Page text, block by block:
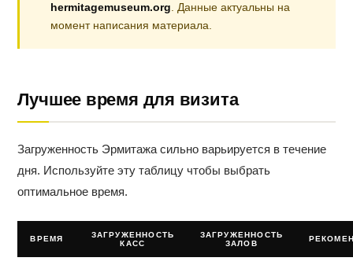
hermitagemuseum.org . Данные актуальны на
момент написания материала.
Лучшее время для визита
Загруженность Эрмитажа сильно варьируется в течение
дня. Используйте эту таблицу чтобы выбрать
оптимальное время.
ВРЕМЯ
ЗАГРУЖЕННОСТЬ
КАСС
ЗАГРУЖЕННОСТЬ
ЗАЛОВ